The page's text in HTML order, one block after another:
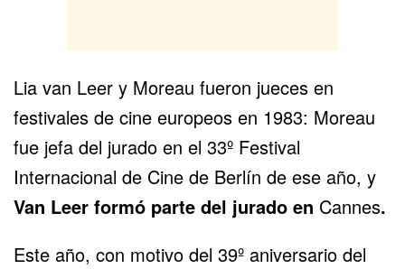
Lia van Leer y Moreau fueron jueces en
festivales de cine europeos en 1983: Moreau
fue jefa del jurado en el 33º Festival
Internacional de Cine de Berlín de ese año, y
Van Leer formó parte del jurado en Cannes.
Este año, con motivo del 39º aniversario del